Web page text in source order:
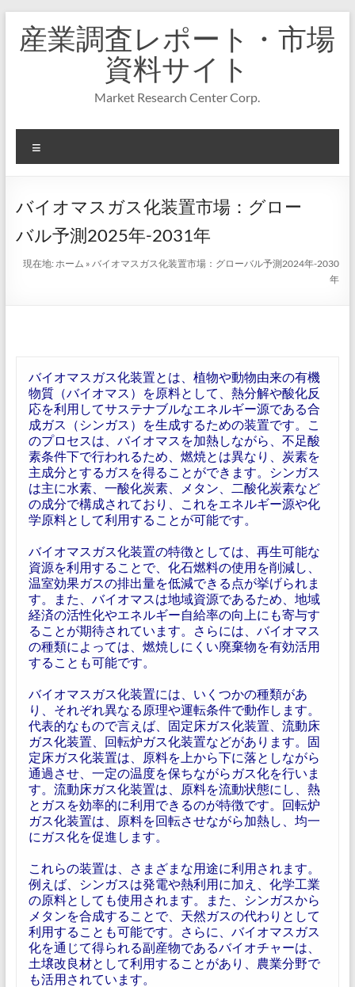
キ
プ
産業調査レポート・市場
資料サイト
Market Research Center Corp.
ニ
ー
バイオマスガス化装置市場：グロー
バル予測2025年-2031年
現在地:ホーム »バイオマスガス化装置市場：グローバル予測2024年-2030
年
バイオマスガス化装置とは、植物や動物由来の有機
物質（バイオマス）を原料として、熱分解や酸化反
応を利用してサステナブルなエネルギー源である合
成ガス（シンガス）を生成するための装置です。こ
のプロセスは、バイオマスを加熱しながら、不足酸
素条件下で行われるため、燃焼とは異なり、炭素を
主成分とするガスを得ることができます。シンガス
は主に水素、一酸化炭素、メタン、二酸化炭素など
の成分で構成されており、これをエネルギー源や化
学原料として利用することが可能です。
バイオマスガス化装置の特徴としては、再生可能な
資源を利用することで、化石燃料の使用を削減し、
温室効果ガスの排出量を低減できる点が挙げられま
す。また、バイオマスは地域資源であるため、地域
経済の活性化やエネルギー自給率の向上にも寄与す
ることが期待されています。さらには、バイオマス
の種類によっては、燃焼しにくい廃棄物を有効活用
することも可能です。
バイオマスガス化装置には、いくつかの種類があ
り、それぞれ異なる原理や運転条件で動作します。
代表的なもので言えば、固定床ガス化装置、流動床
ガス化装置、回転炉ガス化装置などがあります。固
定床ガス化装置は、原料を上から下に落としながら
通過させ、一定の温度を保ちながらガス化を行いま
す。流動床ガス化装置は、原料を流動状態にし、熱
とガスを効率的に利用できるのが特徴です。回転炉
ガス化装置は、原料を回転させながら加熱し、均一
にガス化を促進します。
これらの装置は、さまざまな用途に利用されます。
例えば、シンガスは発電や熱利用に加え、化学工業
の原料としても使用されます。また、シンガスから
メタンを合成することで、天然ガスの代わりとして
利用することも可能です。さらに、バイオマスガス
化を通じて得られる副産物であるバイオチャーは、
土壌改良材として利用することがあり、農業分野で
も活用されています。